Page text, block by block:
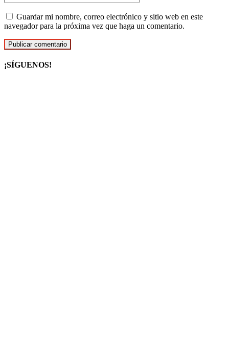
Guardar mi nombre, correo electrónico y sitio web en este
navegador para la próxima vez que haga un comentario.
¡SÍGUENOS!